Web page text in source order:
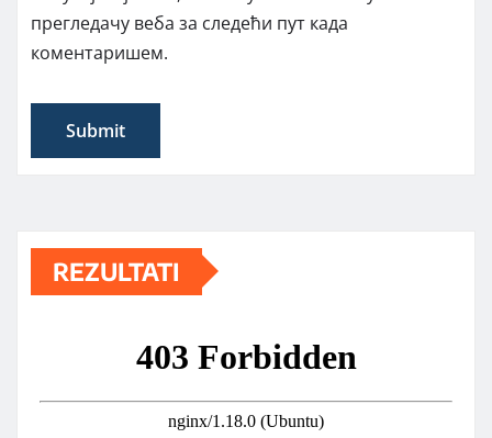
прегледачу веба за следећи пут када
коментаришем.
REZULTATI